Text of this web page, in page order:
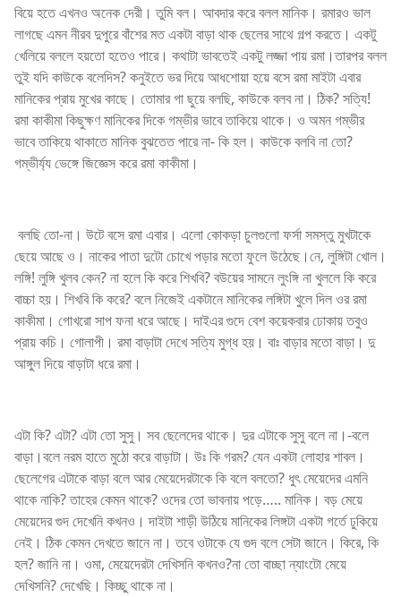
বিয়ে হতে এখনও অনেক দেরী। তুমি বল। আবদার করে বলল মানিক। রমারও ভাল
লাগছে এমন নীরব দুপুরে বাঁশের মত একটা বাড়া থাক ছেলের সাথে গল্প করতে। একটু
খেলিয়ে বললে হয়তো হতেও পারে। কথাটা ভাবতেই একটু লজ্জা পায় রমা।তারপর বলল
তুই যদি কাউকে বলেদিস? কনুইতে ভর দিয়ে আধশোয়া হয়ে বসে রমা মাইটা এবার
মানিকের প্রায় মুখের কাছে। তোমার গা ছুয়ে বলছি, কাউকে বলব না। ঠিক? সত্যি!
রমা কাকীমা কিছুক্ষণ মানিকের দিকে গম্ভীর ভাবে তাকিয়ে থাকে। ও অমন গম্ভীর
ভাবে তাকিয়ে থাকাতে মানিক বুঝতেত পারে না- কি হল। কাউকে বলবি না তো?
গম্ভীর্য্য ভেঙ্গে জিজ্ঞেস করে রমা কাকীমা।
বলছি তো-না। উটে বসে রমা এবার। এলো কোকড়া চুলগুলো ফর্সা সমস্তু মুখটাকে
ছেয়ে আছে ও। নাকের পাতা দুটো চোখে পড়ার মতো ফুলে উঠেছে।নে, লুঙ্গিটা খোল।
লঙ্গি! লুঙ্গি খুলব কেন? না হলে কি করে শিখবি? বউয়ের সামনে লুংঙ্গি না খুললে কি করে
বাচ্চা হয়। শিখবি কি করে? বলে নিজেই একটানে মানিকের লঙ্গিটা খুলে দিল ওর রমা
কাকীমা। গোখরো সাপ ফনা ধরে আছে। দাইএর গুদে বেশ কয়েকবার ঢোকায় তবুও
প্রায় কচি। গোলাপী। রমা বাড়াটা দেখে সত্যি মুগ্ধ হয়। বাঃ বাড়ার মতো বাড়া। দু
আঙ্গুল দিয়ে বাড়াটা ধরে রমা।
এটা কি? এটা? এটা তো সুসু। সব ছেলেদের থাকে। দুর এটাকে সুসু বলে না।-বলে
বাড়া।বলে নরম হাতে মুঠো করে বাড়াটা। উঃ কি গরম? যেন একটা লোহার শাবল।
ছেলেগের এটাকে বাড়া বলে আর মেয়েদেরটাকে কি বলে বলতো? ধুৎ মেয়েদের এমনি
থাকে নাকি? তাহের কেমন থাকে? ওদের তো ভাবনায় পড়ে….. মানিক। বড় মেয়ে
মেয়েদের গুদ দেখেনি কখনও। দাইটা শাড়ী উঠিয়ে মানিকের লিঙ্গটা একটা গর্তে ঢুকিয়ে
নেই। ঠিক কেমন দেখতে জানে না। তবে ওটাকে যে গুদ বলে সেটা জানে। কিরে, কি
হল? জানি না। ওমা, মেয়েদেরটা দেখিসনি কখনও?না তো বাচ্ছা ন্যাংটো মেয়ে
দেখিসনি? দেখেছি। কিচ্ছু থাকে না।